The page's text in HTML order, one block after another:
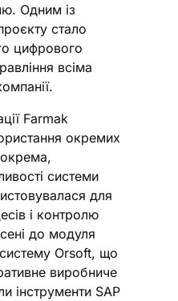
Одним із
стало
цифрового
всіма
Farmak
окремих
системи
для
і контролю
до модуля
Orsoft, що
виробниче
інструменти SAP